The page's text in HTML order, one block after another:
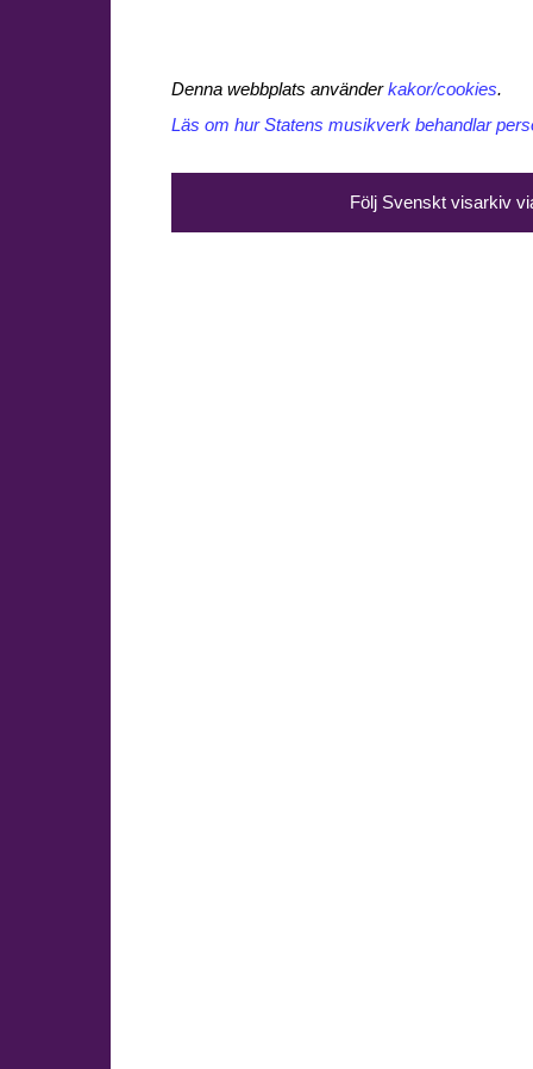
Denna webbplats använderkakor/cookies.
Läs om hur Statens musikverk behandlar
Följ Svenskt visarkiv